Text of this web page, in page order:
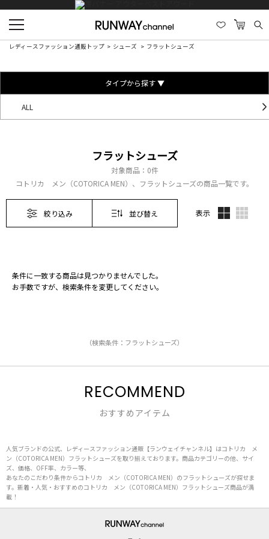
レディースファッション通販トップ シューズ フラットシューズ
タイプから探す ▼
ALL
フラットシューズ
対象商品： 0件
コトリカ メン（COTORICA MEN）、フラットシューズの商品一覧です。
絞り込み 並び替え 表示
条件に一致する商品は見つかりませんでした。
お手数ですが、検索条件を変更してください。
（検索条件：フラットシューズ）
RECOMMEND
おすすめアイテム
人気ブランドの公式、レディースファッション通販【ランウェイチャンネル】はコトリカ メ
ン（COTORICA MEN）フラットシューズを取り揃えております。商品カテゴリーの他、サイ
ズ、価格、OFF率、カラー等、
あなたのこだわり条件からコトリカ メン（COTORICA MEN）のフラットシューズが探せま
す。新着・人気・おすすめのコトリカ メン（COTORICA MEN）フラットシューズ商品が満
載！